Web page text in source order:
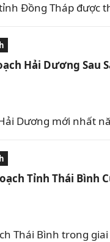
Đồng Tháp
Hải Dương Sau
Dương mới nhất
Tỉnh Thái Bình
Thái Bình trong